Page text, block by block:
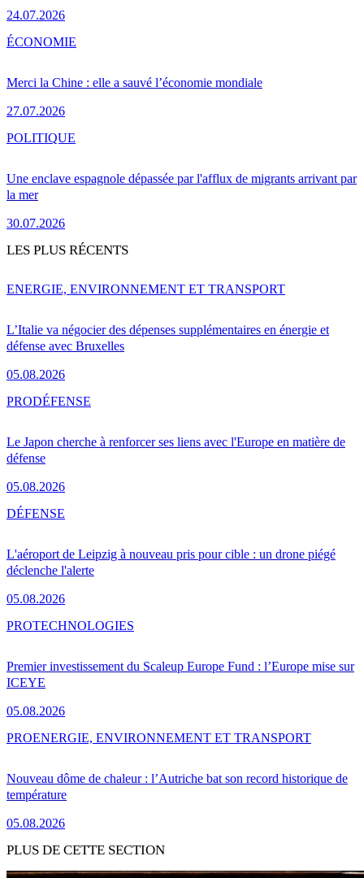
24.07.2026
Merci la Chine : elle a sauvé l’économie mondiale
27.07.2026
ÉCONOMIE
Une enclave espagnole dépassée par l'afflux de migrants arrivant par
la mer
30.07.2026
POLITIQUE
LES PLUS RÉCENTS
L’Italie va négocier des dépenses supplémentaires en énergie et
défense avec Bruxelles
05.08.2026
ENERGIE, ENVIRONNEMENT ET TRANSPORT
Le Japon cherche à renforcer ses liens avec l'Europe en matière de
défense
05.08.2026
PRODÉFENSE
L'aéroport de Leipzig à nouveau pris pour cible : un drone piégé
déclenche l'alerte
05.08.2026
DÉFENSE
Premier investissement du Scaleup Europe Fund : l’Europe mise sur
ICEYE
05.08.2026
PROTECHNOLOGIES
Nouveau dôme de chaleur : l’Autriche bat son record historique de
température
05.08.2026
PROENERGIE, ENVIRONNEMENT ET TRANSPORT
PLUS DE CETTE SECTION